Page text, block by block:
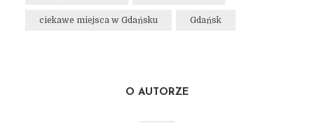
ciekawe miejsca w Gdańsku Gdańsk
O AUTORZE